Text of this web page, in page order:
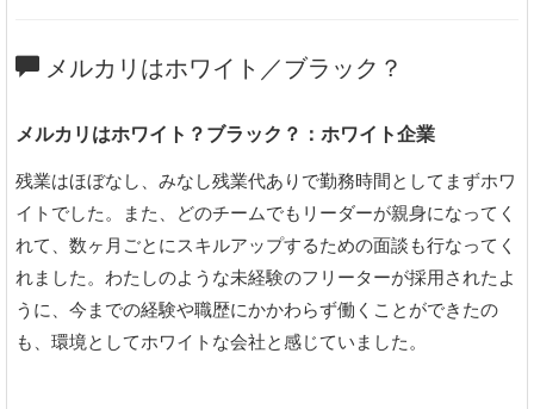
メルカリはホワイト／ブラック？
メルカリはホワイト？ブラック？：ホワイト企業
残業はほぼなし、みなし残業代ありで勤務時間としてまずホワ
イトでした。また、どのチームでもリーダーが親身になってく
れて、数ヶ月ごとにスキルアップするための面談も行なってく
れました。わたしのような未経験のフリーターが採用されたよ
うに、今までの経験や職歴にかかわらず働くことができたの
も、環境としてホワイトな会社と感じていました。